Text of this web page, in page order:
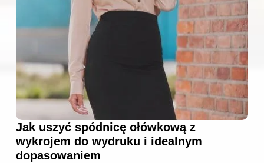
Jak uszyć spódnicę ołówkową z
wykrojem do wydruku i idealnym
dopasowaniem